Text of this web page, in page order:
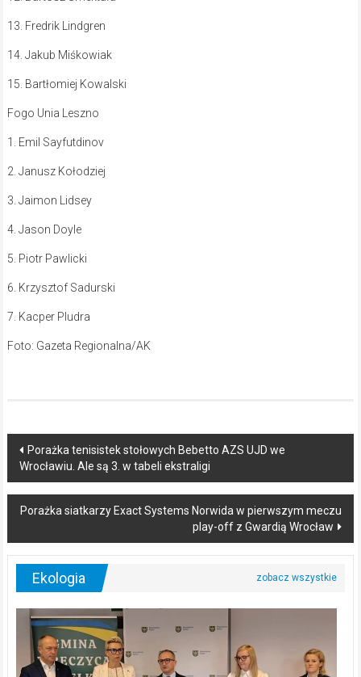
13. Fredrik Lindgren
14. Jakub Miśkowiak
15. Bartłomiej Kowalski
Fogo Unia Leszno
1. Emil Sayfutdinov
2. Janusz Kołodziej
3. Jaimon Lidsey
4. Jason Doyle
5. Piotr Pawlicki
6. Krzysztof Sadurski
7. Kacper Pludra
Foto: Gazeta Regionalna/AK
Post
navigation
Porażka tenisistek stołowych Bebetto AZS UJD we
Wrocławiu. Ale są 3. w tabeli ekstraligi
Porażka siatkarzy Exact Systems Norwida w pierwszym meczu
play-off z Gwardią Wrocław
Ekologia